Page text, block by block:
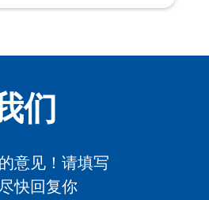
们
意见！请填写
快回复你